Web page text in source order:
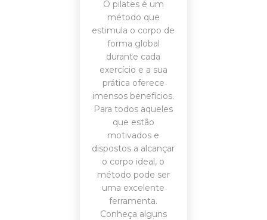
O pilates é um
método que
estimula o corpo de
forma global
durante cada
exercício e a sua
prática oferece
imensos benefícios.
Para todos aqueles
que estão
motivados e
dispostos a alcançar
o corpo ideal, o
método pode ser
uma excelente
ferramenta.
Conheça alguns